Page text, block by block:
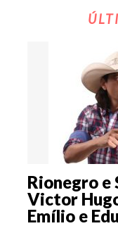
Rionegro e
Victor
Emílio e